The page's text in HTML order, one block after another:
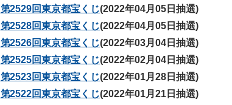
第2529回東京都宝くじ(2022年04月05日抽選)
第2528回東京都宝くじ(2022年04月05日抽選)
第2526回東京都宝くじ(2022年03月04日抽選)
第2525回東京都宝くじ(2022年02月04日抽選)
第2523回東京都宝くじ(2022年01月28日抽選)
第2522回東京都宝くじ(2022年01月21日抽選)